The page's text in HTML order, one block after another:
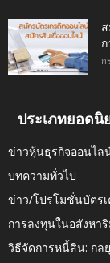
ก
ก
ประเภทยอดนิ
ข่าวหุ้นธุรกิจออนไล
บทความทั่วไป
ข่าว/โปรโมชั่นบัตร
การลงทุนในอสังหา
วิธีจัดการหนี้สิน: กล